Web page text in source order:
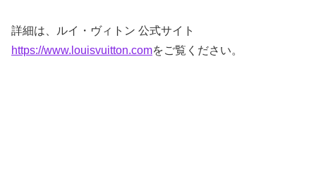
詳細は、ルイ・ヴィトン 公式サイト
https://www.louisvuitton.comをご覧ください。